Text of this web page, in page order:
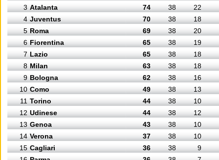
3 Atalanta 74 38
22
4 Juventus 70 38
18
5 Roma 69 38
20
6 Fiorentina 65 38
19
7 Lazio 65 38
18
8 Milan 63 38
18
9 Bologna 62 38
16
10 Como 49 38
13
11 Torino 44 38
10
12 Udinese 44 38
12
13 Genoa 43 38
10
14 Verona 37 38
10
15 Cagliari 36 38
9